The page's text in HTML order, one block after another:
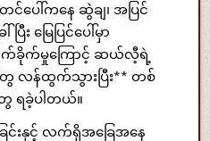
ါ်ကနေ ဆွဲချ၊ အပြင်
မြေပြင်ပေါ်မှာ
က်ခိုက်မှုကြောင့် ဆယ်လီ့ရဲ့
ေ လန်ထွက်သွားပြီး** တစ်
ရခဲ့ပါတယ်။
ြင်းနှင့် လက်ရှိအခြေအနေ